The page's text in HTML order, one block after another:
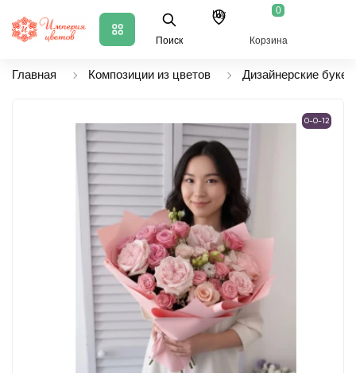
Поиск
Шу 0
Корзина
Главная Композиции из цветов Дизайнерские
0-0-12